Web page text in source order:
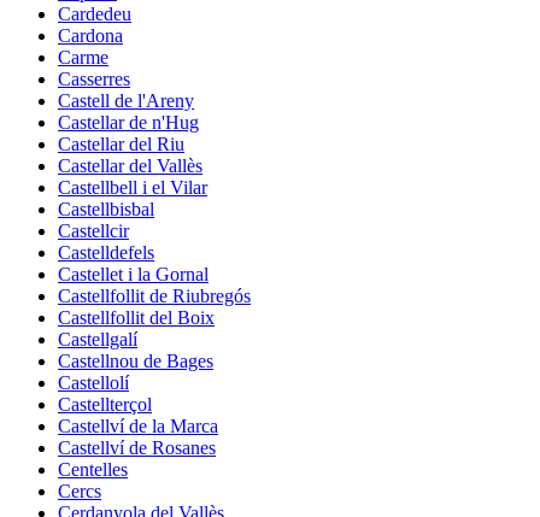
Cardedeu
Cardona
Carme
Casserres
Castell de l'Areny
Castellar de n'Hug
Castellar del Riu
Castellar del Vallès
Castellbell i el Vilar
Castellbisbal
Castellcir
Castelldefels
Castellet i la Gornal
Castellfollit de Riubregós
Castellfollit del Boix
Castellgalí
Castellnou de Bages
Castellolí
Castellterçol
Castellví de la Marca
Castellví de Rosanes
Centelles
Cercs
Cerdanyola del Vallès